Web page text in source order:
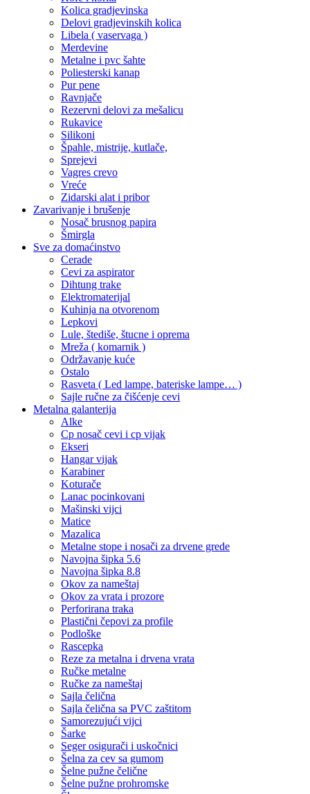
Kolica gradjevinska
Delovi gradjevinskih kolica
Libela ( vaservaga )
Merdevine
Metalne i pvc šahte
Poliesterski kanap
Pur pene
Ravnjače
Rezervni delovi za mešalicu
Rukavice
Silikoni
Špahle, mistrije, kutlače,
Sprejevi
Vagres crevo
Vreće
Zidarski alat i pribor
Zavarivanje i brušenje
Nosač brusnog papira
Šmirgla
Sve za domaćinstvo
Cerade
Cevi za aspirator
Dihtung trake
Elektromaterijal
Kuhinja na otvorenom
Lepkovi
Lule, štediše, štucne i oprema
Mreža ( komarnik )
Održavanje kuće
Ostalo
Rasveta ( Led lampe, bateriske lampe… )
Sajle ručne za čišćenje cevi
Metalna galanterija
Alke
Cp nosač cevi i cp vijak
Ekseri
Hangar vijak
Karabiner
Koturače
Lanac pocinkovani
Mašinski vijci
Matice
Mazalica
Metalne stope i nosači za drvene grede
Navojna šipka 5.6
Navojna šipka 8.8
Okov za nameštaj
Okov za vrata i prozore
Perforirana traka
Plastični čepovi za profile
Podloške
Rascepka
Reze za metalna i drvena vrata
Ručke metalne
Ručke za nameštaj
Sajla čelična
Sajla čelična sa PVC zaštitom
Samorezujući vijci
Šarke
Seger osigurači i uskočnici
Šelna za cev sa gumom
Šelne pužne čelične
Šelne pužne prohromske